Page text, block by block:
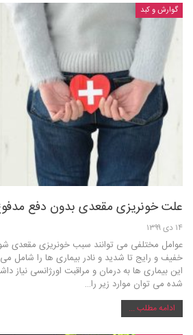
گوارش و کبد
علت خونریزی مقعدی بدون دفع
۱۴ دی ۱۳۹۹
عوامل مختلفی می توانند سبب خونریزی مقعدی
خفیف و رایج تا شدید و نادر بیماری ها را شامل
این بیماری ها به درمان و مراقبت اورژانسی نیاز
شده می توان موارد زیر را…
ادامه مطلب ...